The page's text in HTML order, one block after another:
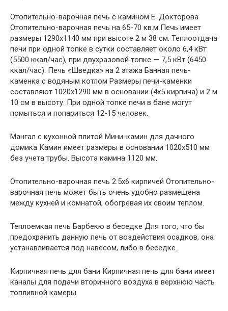
Отопительно-варочная печь с камином Е. Докторова
Отопительно-варочная печь на 65-70 кв.м Печь имеет
размеры 1290х1140 мм при высоте 2 м 38 см. Теплоотдача
печи при одной топке в сутки составляет около 6,4 кВт
(5500 ккал/час), при двухразовой топке — 7,5 кВт (6450
ккал/час). Печь «Шведка» на 2 этажа Банная печь-
каменка с водяным котлом Размеры печи-каменки
составляют 1020х1290 мм в основании (4х5 кирпича) и 2 м
10 см в высоту. При одной топке печи в бане могут
помыться и попариться 12-15 человек.
Мангал с кухонной плитой Мини-камин для дачного
домика Камин имеет размеры в основании 1020х510 мм
без учета трубы. Высота камина 1120 мм.
Отопительно-варочная печь 2.5х6 кирпичей Отопительно-
варочная печь может быть очень удобно размещена
между кухней и комнатой, обогревая их своим теплом.
Теплоемкая печь Барбекю в беседке Для того, что бы
предохранить данную печь от воздействия осадков, она
устанавливается под навесом, либо в беседке.
Кирпичная печь для бани Кирпичная печь для бани имеет
каналы для подачи вторичного воздуха в верхнюю часть
топливной камеры.